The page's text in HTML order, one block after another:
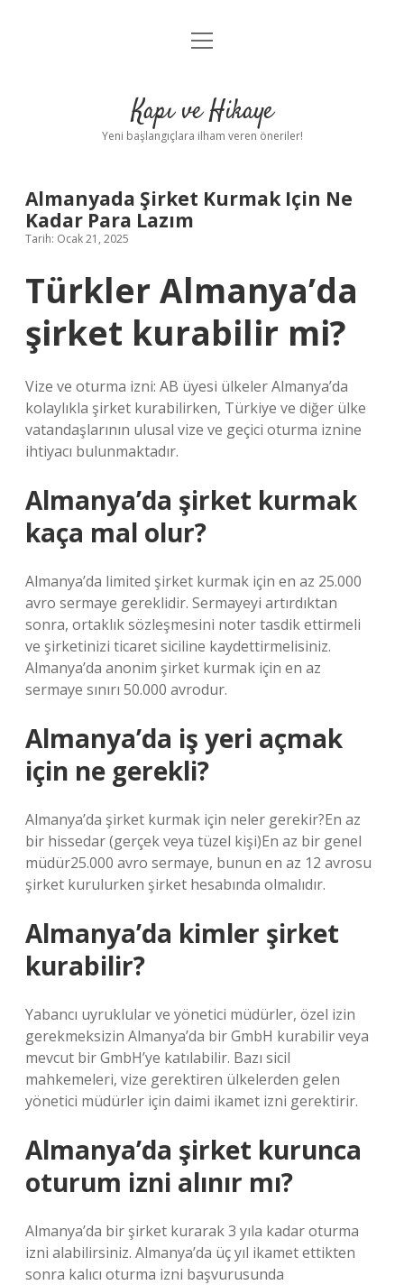
Anasayfa
Yasal Uyarı
menüyü
Kapı ve Hikaye
Yeni başlangıçlara ilham veren öneriler!
Almanyada Şirket Kurmak Için Ne
Kadar Para Lazım
Tarih: Ocak 21, 2025
Türkler Almanya’da
şirket kurabilir mi?
Vize ve oturma izni: AB üyesi ülkeler Almanya’da
kolaylıkla şirket kurabilirken, Türkiye ve diğer ülke
vatandaşlarının ulusal vize ve geçici oturma iznine
ihtiyacı bulunmaktadır.
Almanya’da şirket kurmak
kaça mal olur?
Almanya’da limited şirket kurmak için en az 25.000
avro sermaye gereklidir. Sermayeyi artırdıktan
sonra, ortaklık sözleşmesini noter tasdik ettirmeli
ve şirketinizi ticaret siciline kaydettirmelisiniz.
Almanya’da anonim şirket kurmak için en az
sermaye sınırı 50.000 avrodur.
Almanya’da iş yeri açmak
için ne gerekli?
Almanya’da şirket kurmak için neler gerekir?En az
bir hissedar (gerçek veya tüzel kişi)En az bir genel
müdür25.000 avro sermaye, bunun en az 12 avrosu
şirket kurulurken şirket hesabında olmalıdır.
Almanya’da kimler şirket
kurabilir?
Yabancı uyruklular ve yönetici müdürler, özel izin
gerekmeksizin Almanya’da bir GmbH kurabilir veya
mevcut bir GmbH’ye katılabilir. Bazı sicil
mahkemeleri, vize gerektiren ülkelerden gelen
yönetici müdürler için daimi ikamet izni gerektirir.
Almanya’da şirket kurunca
oturum izni alınır mı?
Almanya’da bir şirket kurarak 3 yıla kadar oturma
izni alabilirsiniz. Almanya’da üç yıl ikamet ettikten
sonra kalıcı oturma izni başvurusunda